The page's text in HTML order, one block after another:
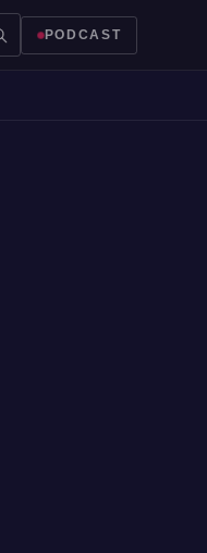
PODCAST